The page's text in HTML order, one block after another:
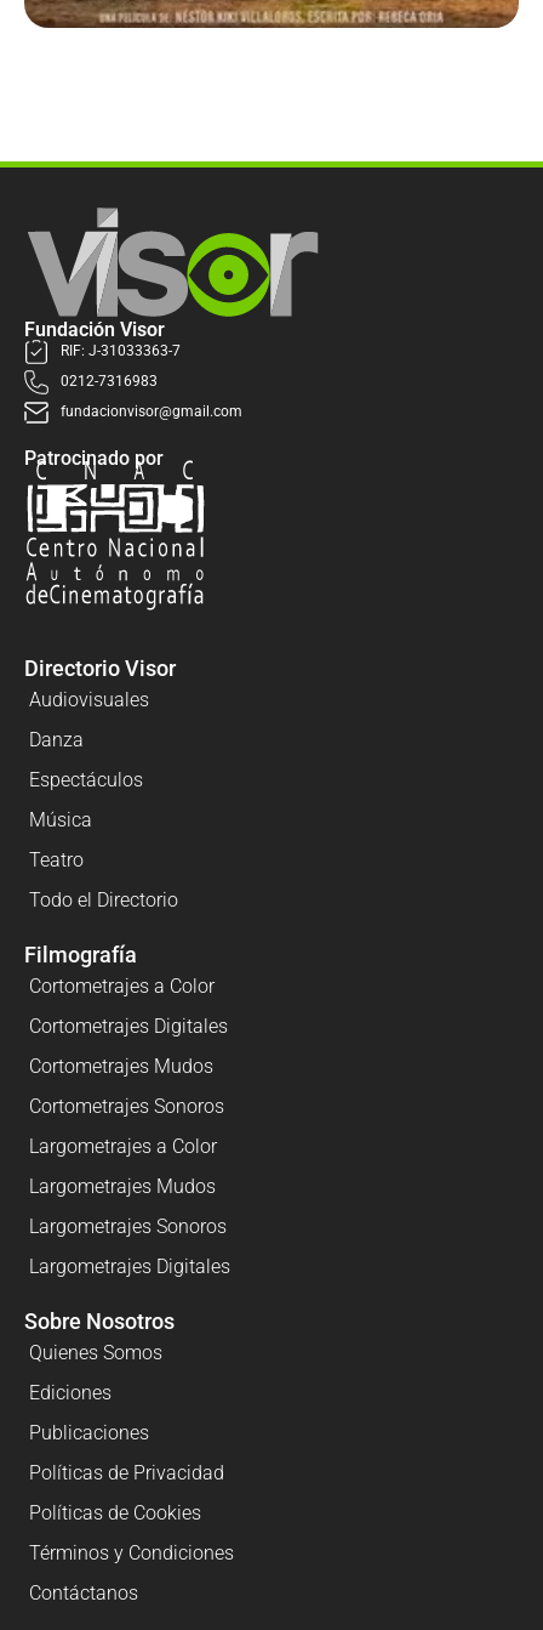
Fundación Visor
RIF: J-31033363-7
0212-7316983
fundacionvisor@gmail.com
Patrocinado por
Directorio Visor
Audiovisuales
Danza
Espectáculos
Música
Teatro
Todo el Directorio
Filmografía
Cortometrajes a Color
Cortometrajes Digitales
Cortometrajes Mudos
Cortometrajes Sonoros
Largometrajes a Color
Largometrajes Mudos
Largometrajes Sonoros
Largometrajes Digitales
Sobre Nosotros
Quienes Somos
Ediciones
Publicaciones
Políticas de Privacidad
Políticas de Cookies
Términos y Condiciones
Contáctanos